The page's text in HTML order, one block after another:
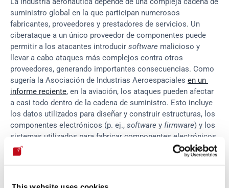
suministro global en la que participan numerosos
fabricantes, proveedores y prestadores de servicios. Un
ciberataque a un único proveedor de componentes puede
permitir a los atacantes introducir software malicioso y
llevar a cabo ataques más complejos contra otros
proveedores, generando importantes consecuencias. Como
sugería la Asociación de Industrias Aeroespaciales en un
informe reciente, en la aviación, los ataques pueden afectar
a casi todo dentro de la cadena de suministro. Esto incluye
los datos utilizados para diseñar y construir estructuras, los
componentes electrónicos (p. ej., software y firmware) y los
sistemas utilizados para fabricar componentes electrónicos
y no electrónicos. Hoy en día, la importancia de proteger
toda la cadena de suministro
para mitigar estos riesgos es